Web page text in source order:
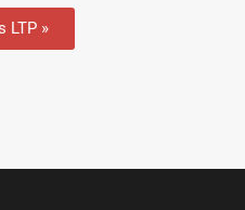
LTP »